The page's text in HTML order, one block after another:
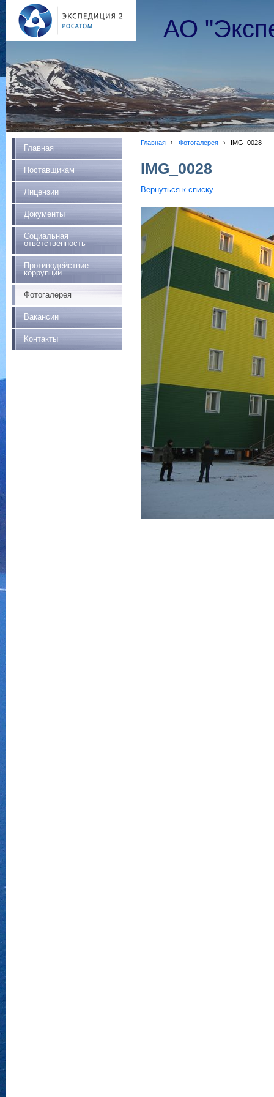
АО
Главная
Поставщикам
Лицензии
Документы
Социальная
ответственность
Противодействие
коррупции
Фотогалерея
Вакансии
Контакты
Главная › Фотогалерея › IMG_0028
IMG_0028
Вернуться к списку